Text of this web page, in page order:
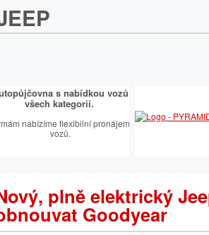
s nabídkou vozů
všech kategorií.
nabízíme flexibilní pronájem
vozů.
plně elektrický
Goodyear